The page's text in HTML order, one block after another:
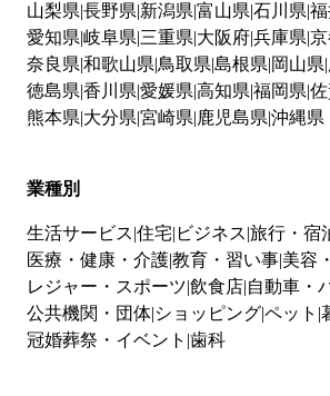
山梨県 長野県 新潟県 富山県 石川県
愛知県 岐阜県 三重県 大阪府兵庫県
奈良県 和歌山県 鳥取県 島根県 岡山県
徳島県 香川県 愛媛県 高知県 福岡県
熊本県 大分県 宮崎県 鹿児島県 沖縄県
業種別
生活サービス 住宅 ビジネス 旅行・宿
医療・健康・介護教育・習い事 美容
レジャー・スポーツ 飲食店 自動車・
公共機関・団体 ショッピングペット
冠婚葬祭・イベント 歯科